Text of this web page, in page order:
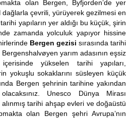
olan Bergen, Byfjorden’de yer
dağlarla çevrili, yürüyerek gezilmesi en
yapıların yer aldığı bu küçük, şirin
zamanda yolculuk yapıyor hissine
Bergen gezisi sırasında tarihi
yarım adasının eşsiz
yükselen tarihi yapıları,
yokuşlu sokaklarını süsleyen küçük
Bergen şehrinin tarihine yakından
Unesco Dünya Mirası
tarihi ahşap evleri ve doğaüstü
olan Bergen şehri Avrupa’nın